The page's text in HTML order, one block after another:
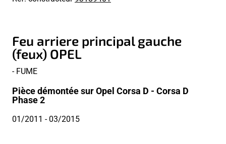
Feu arriere principal gauche
(feux) OPEL
- FUME
Pièce démontée sur Opel Corsa D - Corsa D
Phase 2
01/2011 - 03/2015